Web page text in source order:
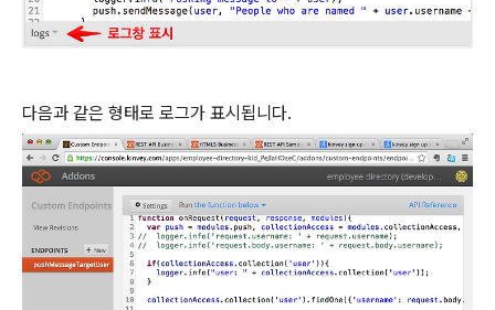
다음과 같은 형태로 로그가 표시됩니다.